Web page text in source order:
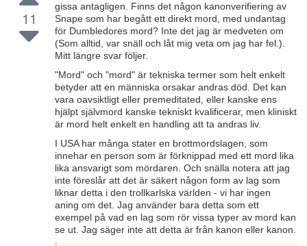
11
gissa antagligen. Finns det någon kanonverifiering av
Snape som har begått ett direkt mord, med undantag
för Dumbledores mord? Inte det jag är medveten om
(Som alltid, var snäll och låt mig veta om jag har fel.).
Mitt längre svar följer.
"Mord" och "mord" är tekniska termer som helt enkelt
betyder att en människa orsakar andras död. Det kan
vara oavsiktligt eller premeditated, eller kanske ens
hjälpt självmord kanske tekniskt kvalificerar, men kliniskt
är mord helt enkelt en handling att ta andras liv.
I USA har många stater en brottmordslagen, som
innehar en person som är förknippad med ett mord lika
lika ansvarigt som mördaren. Och snälla notera att jag
inte föreslår att det är säkert någon form av lag som
liknar detta i den trollkarlska världen - vi har ingen
aning om det. Jag använder bara detta som ett
exempel på vad en lag som rör vissa typer av mord kan
se ut. Jag säger inte att detta är från kanon eller kanon.